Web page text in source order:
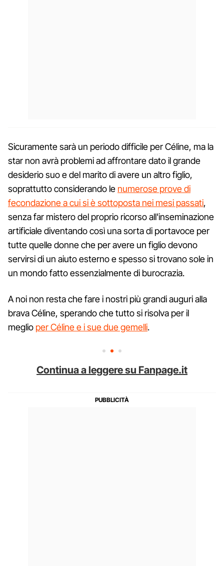
Sicuramente sarà un periodo difficile per Céline, ma la
star non avrà problemi ad affrontare dato il grande
desiderio suo e del marito di avere un altro figlio,
soprattutto considerando le numerose prove di
fecondazione a cui si è sottoposta nei mesi passati,
senza far mistero del proprio ricorso all'inseminazione
artificiale diventando così una sorta di portavoce per
tutte quelle donne che per avere un figlio devono
servirsi di un aiuto esterno e spesso si trovano sole in
un mondo fatto essenzialmente di burocrazia.
A noi non resta che fare i nostri più grandi auguri alla
brava Céline, sperando che tutto si risolva per il
meglio per Céline e i sue due gemelli.
Continua a leggere su Fanpage.it